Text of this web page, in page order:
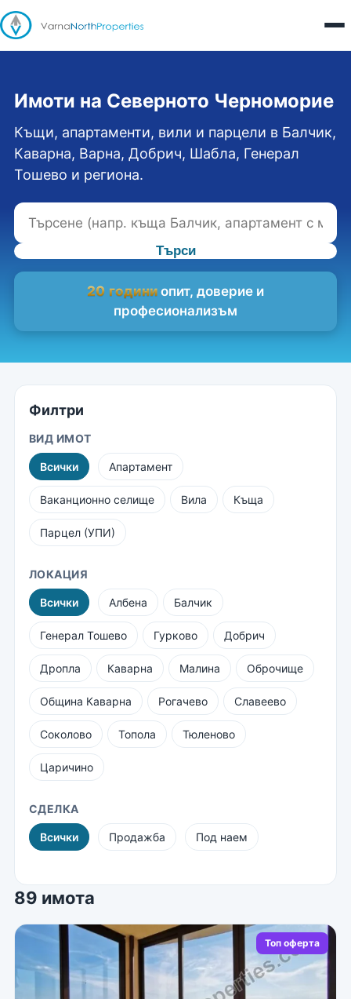
Имоти на Северното Черноморие
Къщи, апартаменти, вили и парцели в Балчик,
Каварна, Варна, Добрич, Шабла, Генерал
Тошево и региона.
Търси
20 години опит, доверие и
професионализъм
Филтри
ВИД ИМОТ
Всички Апартамент
Ваканционно селище Вила Къща
Парцел (УПИ)
ЛОКАЦИЯ
Всички Албена Балчик
Генерал Тошево Гурково Добрич
Дропла Каварна Малина Оброчище
Община Каварна Рогачево Славеево
Соколово Топола Тюленово
Царичино
СДЕЛКА
Всички Продажба Под наем
89 имота
Топ оферта